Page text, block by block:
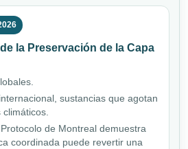
la Preservación de la Capa
sustancias que agotan
climáticos.
de Montreal demuestra
coordinada puede revertir una